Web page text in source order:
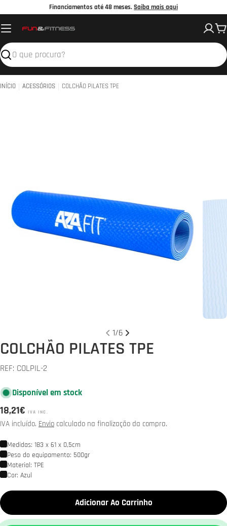
o
conteúdo
Financiamentos até 48 meses.Saiba mais aqui
Pesquisar
INÍCIO ACESSÓRIOS COLCHÃO PILATES TPE
Abrir media 0 em modal
1/6
COLCHÃO PILATES TPE
REF: COLPIL-2
Disponível em stock
Preço
normal
18,21€ IVA INC.
IVA incluído. Envio calculado na finalização da compra.
Medidas: 183 x 61 x 0,5cm
Peso do equipamento: 500gr
Material: TPE
Cor: Azul
Adicionar Ao Carrinho